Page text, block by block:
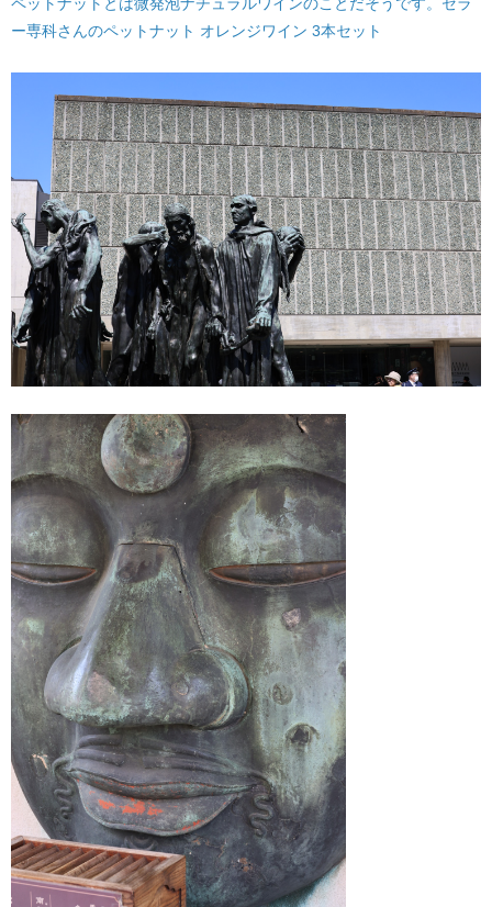
ペットナットとは微発泡ナチュラルワインのことだそうです。セラ
ー専科さんのペットナット オレンジワイン 3本セット